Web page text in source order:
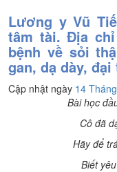
Lương y Vũ
tâm tài. Địa
bệnh về sỏi
gan, dạ dày, đại
Cập nhật ngày 14
Bài học
Cô đã
Hãy để
Biết